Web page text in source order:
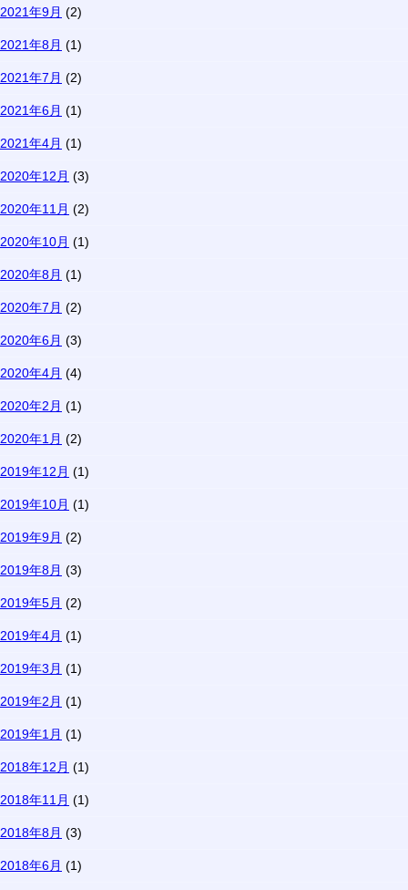
2021年9月 (2)
2021年8月 (1)
2021年7月 (2)
2021年6月 (1)
2021年4月 (1)
2020年12月 (3)
2020年11月 (2)
2020年10月 (1)
2020年8月 (1)
2020年7月 (2)
2020年6月 (3)
2020年4月 (4)
2020年2月 (1)
2020年1月 (2)
2019年12月 (1)
2019年10月 (1)
2019年9月 (2)
2019年8月 (3)
2019年5月 (2)
2019年4月 (1)
2019年3月 (1)
2019年2月 (1)
2019年1月 (1)
2018年12月 (1)
2018年11月 (1)
2018年8月 (3)
2018年6月 (1)